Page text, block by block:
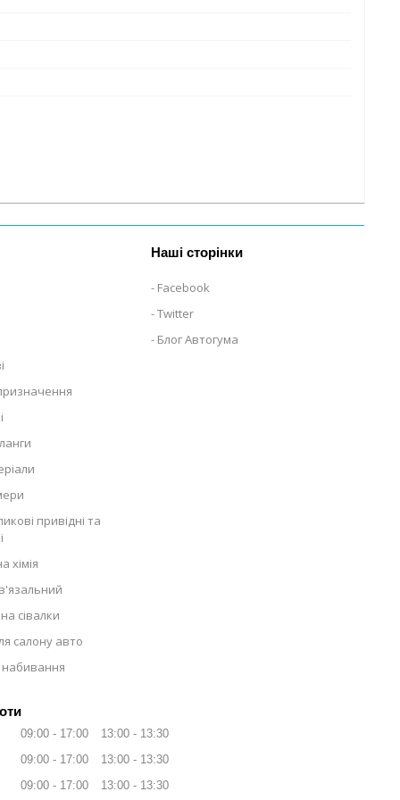
привідні та
хімія
сівалки
салону авто
Наші сторінки
Facebook
Twitter
Блог Автогума
09:00 17:00 13:00
13:30
09:00
17:00 13:00
13:30
09:00
17:00 13:00 13:30